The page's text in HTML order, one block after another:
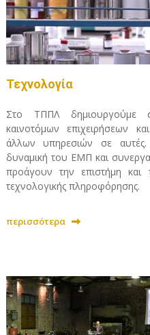
Τεχνολογία
Στο ΤΠΠΛ δημιουργούμε
καινοτόμων επιχειρήσεων
άλλων υπηρεσιών σε αυτές.
δυναμική του ΕΜΠ και
προάγουν την επιστήμη και
τεχνολογικής πληροφόρησης.
περισσότερα